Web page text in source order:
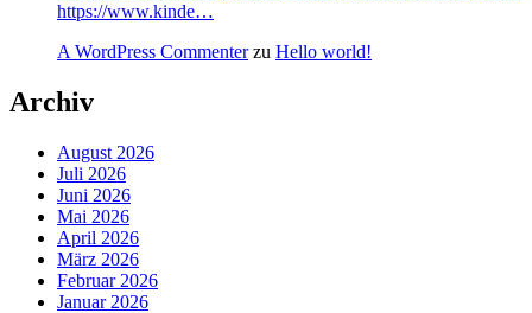
https://www.kinde…
A WordPress Commenterzu Hello world!
Archiv
August 2026
Juli 2026
Juni 2026
Mai 2026
April 2026
März 2026
Februar 2026
Januar 2026